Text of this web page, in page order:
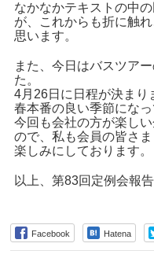
なかなかテキストの中
が、これからも折に触
思います。
また、今日はバスツア
た。
4月26日に日程が決まり
春本番の良い季節になっ
今回も会社の方が楽し
ので、私も会員の皆さ
楽しみにしております。
以上、第83回定例会報告
Facebook Hatena